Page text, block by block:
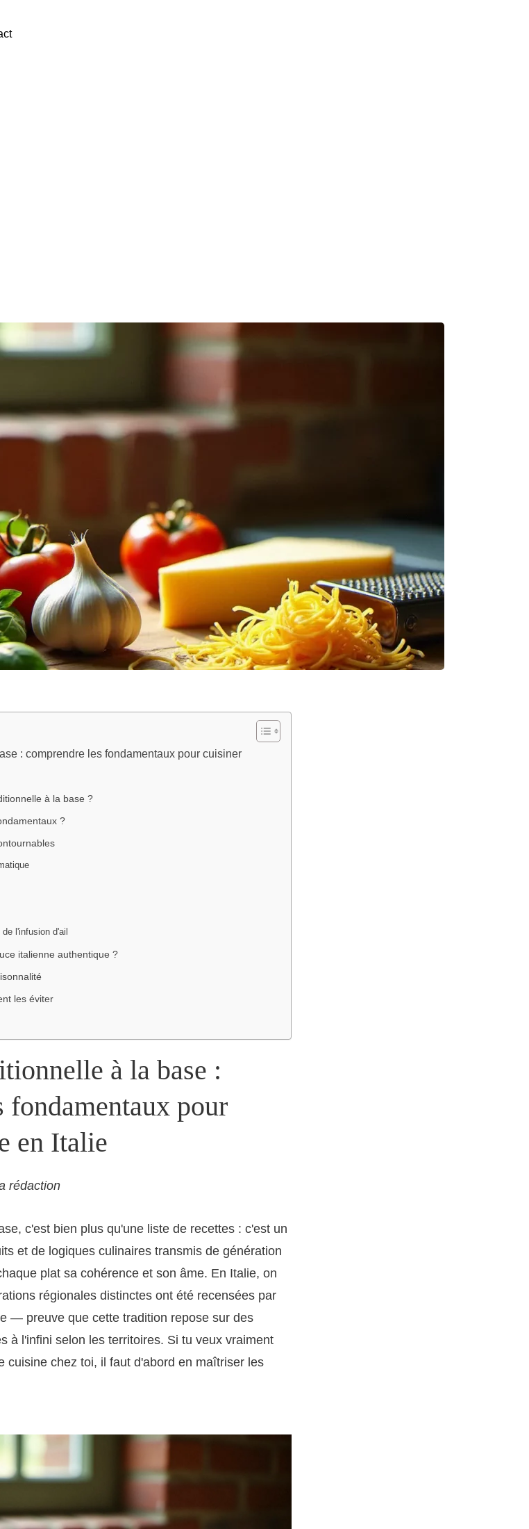
: comprendre les fondamentaux pour cuisiner
à la base ?
?
l'infusion d'ail
italienne authentique ?
les éviter
à la base :
fondamentaux pour
en Italie
rédaction
c'est bien plus qu'une liste de recettes : c'est un
et de logiques culinaires transmis de génération
plat sa cohérence et son âme. En Italie, on
régionales distinctes ont été recensées par
— preuve que cette tradition repose sur des
à l'infini selon les territoires. Si tu veux vraiment
cuisine chez toi, il faut d'abord en maîtriser les